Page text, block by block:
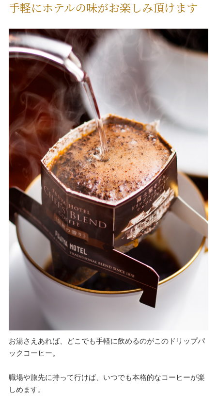
手軽にホテルの味がお楽しみ頂けます
お湯さえあれば、どこでも手軽に飲めるのがこのドリップパ
ックコーヒー。
職場や旅先に持って行けば、いつでも本格的なコーヒーが楽
しめます。